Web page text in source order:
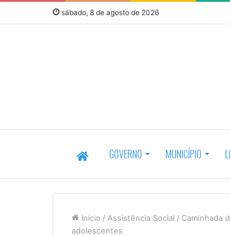
sábado, 8 de agosto de 2026
GOVERNO MUNICÍPIO
Início / Assistência Social / Caminhada
adolescentes